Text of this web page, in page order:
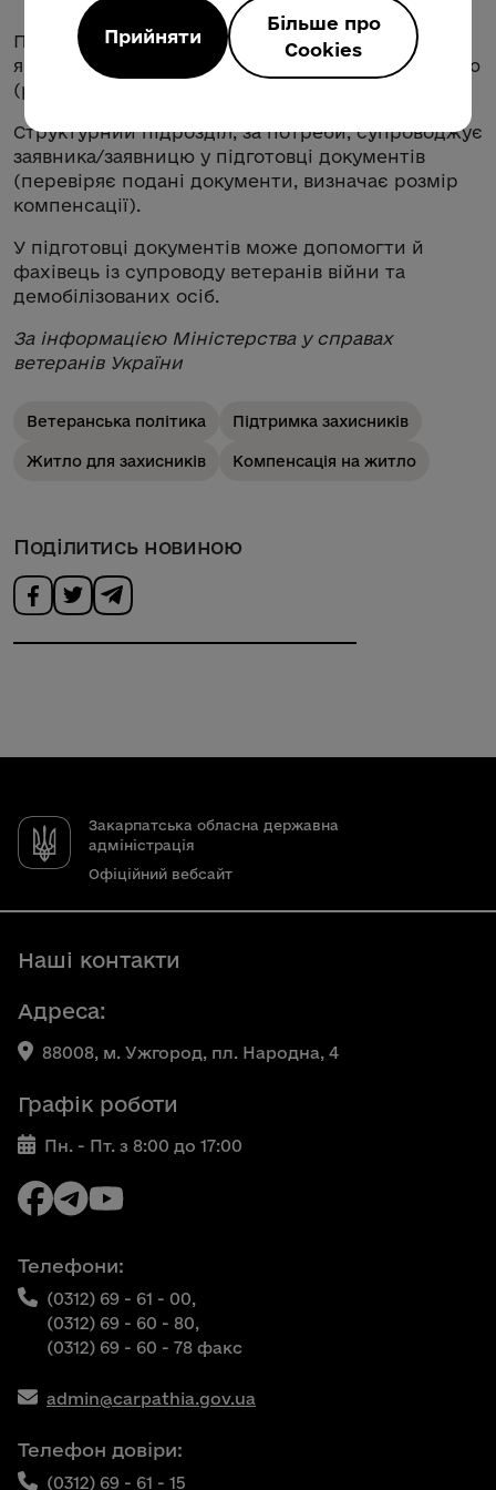
Подати заяву на отримання компенсації можна
як особисто, так і відправити документи поштою
(рекомендованим листом).
Структурний підрозділ, за потреби, супроводжує
заявника/заявницю у підготовці документів
(перевіряє подані документи, визначає розмір
компенсації).
У підготовці документів може допомогти й
фахівець із супроводу ветеранів війни та
демобілізованих осіб.
За інформацією Міністерства у справах
ветеранів України
Ветеранська політика Підтримка захисників
Житло для захисників Компенсація на житло
Поділитись новиною
Закарпатська обласна державна
адміністрація
Офіційний вебсайт
Наші контакти
Адреса:
88008, м. Ужгород, пл. Народна, 4
Графік роботи
Пн. - Пт. з 8:00 до 17:00
Телефони:
(0312) 69 - 61 - 00,
(0312) 69 - 60 - 80,
(0312) 69 - 60 - 78 факс
admin@carpathia.gov.ua
Телефон довіри:
(0312) 69 - 61 - 15
Прийняти
Більше про
Cookies